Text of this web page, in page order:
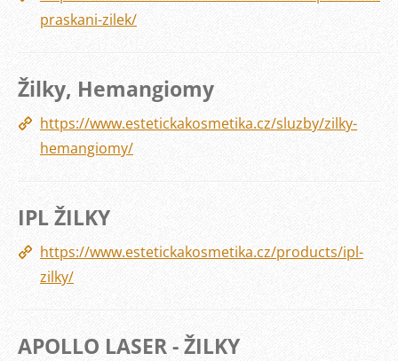
praskani-zilek/
Žilky, Hemangiomy
https://www.estetickakosmetika.cz/sluzby/zilky-
hemangiomy/
IPL ŽILKY
https://www.estetickakosmetika.cz/products/ipl-
zilky/
APOLLO LASER - ŽILKY